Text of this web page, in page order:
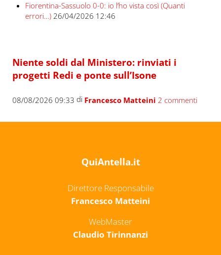
Fiorentina-Sassuolo 0-0: io l’ho vista così (Quanti
errori…) 26/04/2026 12:46
Niente soldi dal Ministero: rinviati i
progetti Redi e ponte sull’Isone
08/08/2026 09:33 di Francesco Matteini 2 commenti
QuiAntella.it
Direttore Responsabile
Francesco Matteini
WebMaster
Claudio Tirinnanzi